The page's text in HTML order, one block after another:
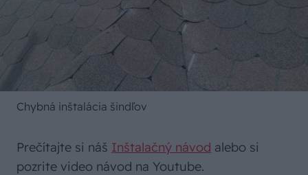
Chybná inštalácia šindľov
Prečítajte si náš Inštalačný návod alebo si
pozrite video návod na Youtube.